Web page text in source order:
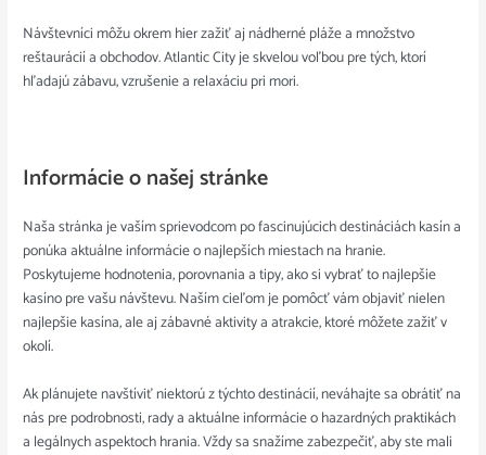
Návštevníci môžu okrem hier zažiť aj nádherné pláže a množstvo
reštaurácií a obchodov. Atlantic City je skvelou voľbou pre tých, ktorí
hľadajú zábavu, vzrušenie a relaxáciu pri mori.
Informácie o našej stránke
Naša stránka je vaším sprievodcom po fascinujúcich destináciách kasín a
ponúka aktuálne informácie o najlepších miestach na hranie.
Poskytujeme hodnotenia, porovnania a tipy, ako si vybrať to najlepšie
kasíno pre vašu návštevu. Naším cieľom je pomôcť vám objaviť nielen
najlepšie kasína, ale aj zábavné aktivity a atrakcie, ktoré môžete zažiť v
okolí.
Ak plánujete navštíviť niektorú z týchto destinácií, neváhajte sa obrátiť na
nás pre podrobnosti, rady a aktuálne informácie o hazardných praktikách
a legálnych aspektoch hrania. Vždy sa snažíme zabezpečiť, aby ste mali